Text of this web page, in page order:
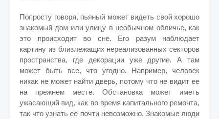
Попросту говоря, пьяный может видеть свой хорошо
знакомый дом или улицу в необычном обличье, как
это происходит во сне. Его разум наблюдает
картину из близлежащих нереализованных секторов
пространства, где декорации уже другие. А там
может быть все, что угодно. Например, человек
никак не может найти дверь, потому что не видит ее
на прежнем месте. Обстановка может иметь
ужасающий вид, как во время капитального ремонта,
так что узнать ее почти невозможно. Знакомые люди